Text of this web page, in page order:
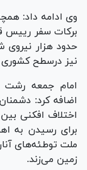
وی ادامه داد:
برکات سفر رییس
حدود هزار نیروی
نیز درسطح
امام جمعه رشت
اضافه کرد:
اختلاف افکنی
برای رسیدن به
ملت توطئه‌های
زمین می‌زند.